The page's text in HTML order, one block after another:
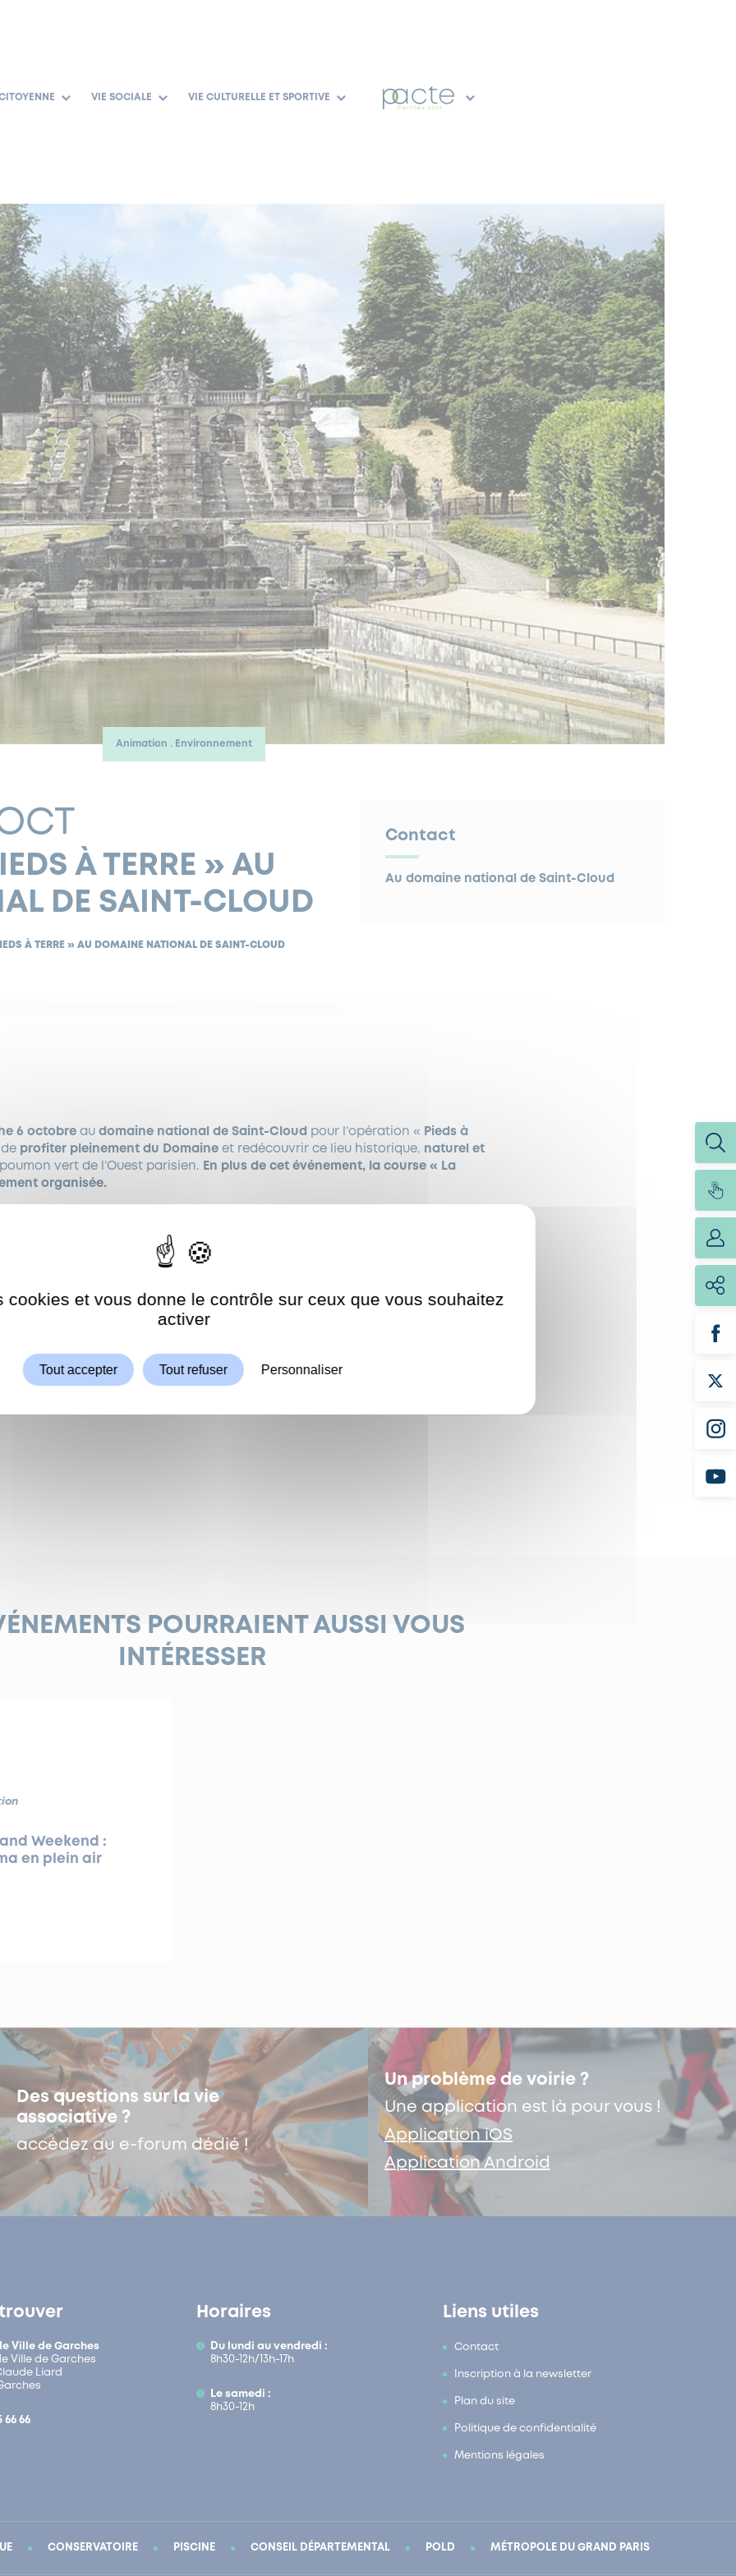
VIE SOCIALE VIE CULTURELLE ET SPORTIVE
Animation Environnement
À TERRE » AU
DE SAINT-CLOUD
À TERRE » AU DOMAINE NATIONAL DE SAINT-CLOUD
6 octobreau domaine national de Saint-Cloud pour l’opération « Pieds à
profiter pleinement du Domaineet redécouvrir ce lieu historique, naturel et
vert de l’Ouest parisien. En plus de cet événement, la course « La
organisée.
le cœur du Domaine aux promeneurs et aux sportifs.
proches des entrées.
Domaine National de Saint-Cloud est joignable au 01.41.12.02.90 pour toutes
Contact
Au domaine national de Saint-Cloud
POURRAIENT AUSSI VOUS
INTÉRESSER
Weekend :
en plein air
Des questions sur la vie
associative ?
accédez au e-forum dédié !
Un problème de voirie ?
Une application est là pour vous !
Application iOS
Application Android
trouver
Ville de Garches
Ville de Garches
Liard
66 66
Horaires
Du lundi au vendredi :
8h30-12h/13h-17h
Le samedi :
8h30-12h
Liens utiles
Contact
Inscription à la newsletter
Plan du site
Politique de confidentialité
Mentions légales
CONSERVATOIRE PISCINE CONSEIL DÉPARTEMENTAL POLD MÉTROPOLE DU GRAND PARIS
cookies et vous donne le contrôle sur ceux que vous souhaitez
activer
Tout accepter Tout refuser Personnaliser